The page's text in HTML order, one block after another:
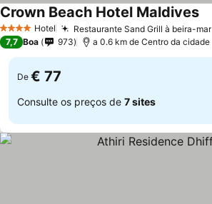
4 EstrelasHotel Restaurante Sand Grill à beira-mar
Crown Beach Hotel Maldives
7,7 Boa 973 a 0.6 km de Centro da cidade
De € 77
Consulte os preços de 7 sites